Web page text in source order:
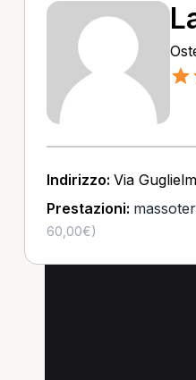
Indirizzo: Via
Prestazioni:
60,00€)